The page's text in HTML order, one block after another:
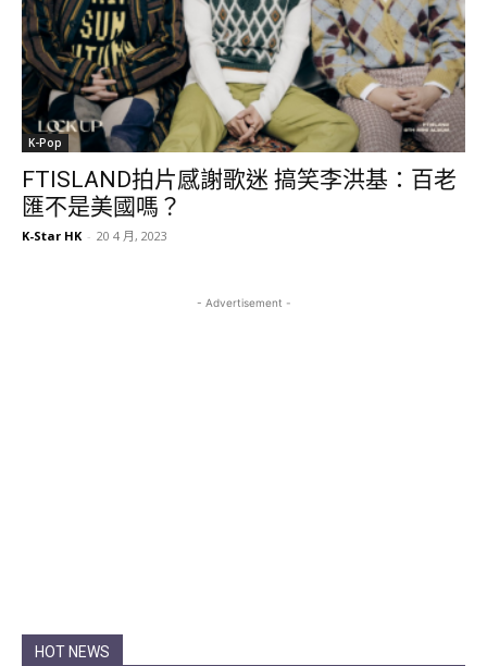
K-Pop
FTISLAND拍片感謝歌迷 搞笑李洪基：百老
匯不是美國嗎？
K-Star HK - 20 4 月, 2023
- Advertisement -
HOT NEWS